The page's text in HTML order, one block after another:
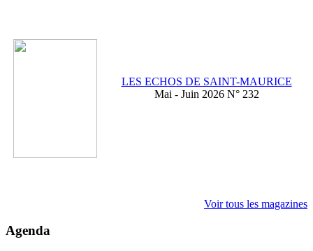
LES ECHOS DE SAINT-MAURICE
Mai - Juin 2026 N° 232
Voir tous les magazines
Agenda